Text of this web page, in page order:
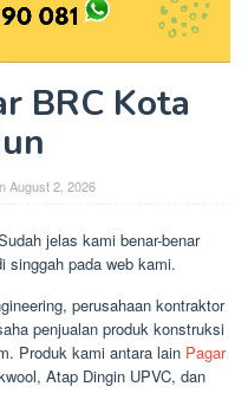
BRC Kota
August 2, 2026
jelas kami benar-benar
singgah pada web kami.
perusahaan kontraktor
penjualan produk konstruksi
Produk kami antara lain Pagar
Atap Dingin UPVC, dan